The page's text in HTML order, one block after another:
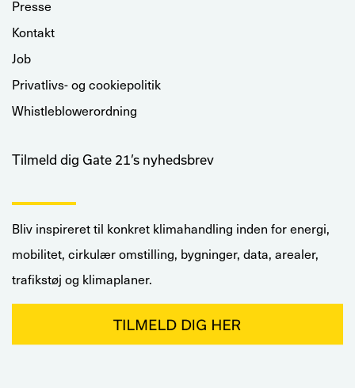
Presse
Kontakt
Job
Privatlivs- og cookiepolitik
Whistleblowerordning
Tilmeld dig Gate 21’s nyhedsbrev
Bliv inspireret til konkret klimahandling inden for energi,
mobilitet, cirkulær omstilling, bygninger, data, arealer,
trafikstøj og klimaplaner.